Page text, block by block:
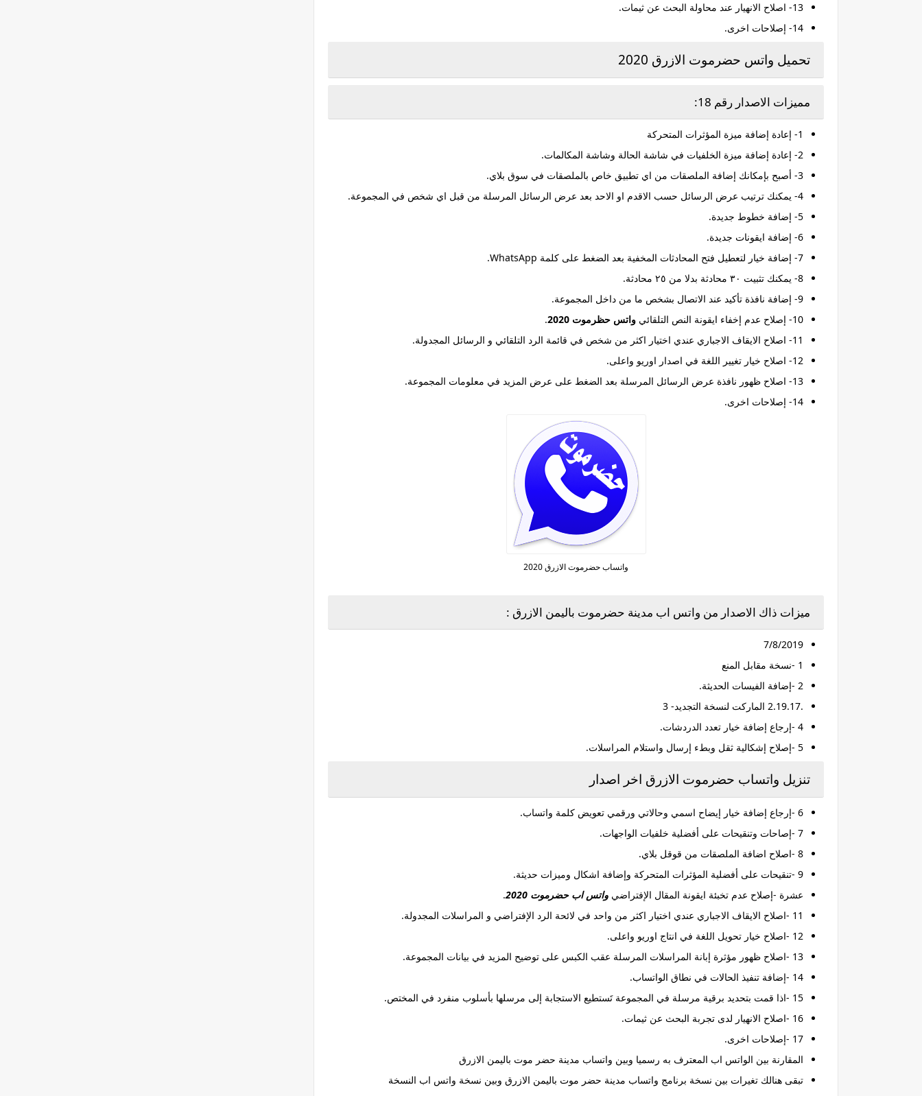
13- اصلاح الانهيار عند محاولة البحث عن ثيمات.
14- إصلاحات اخرى.
تحميل واتس حضرموت الازرق 2020
مميزات الاصدار رقم 18:
1- إعادة إضافة ميزة المؤثرات المتحركة
2- إعادة إضافة ميزة الخلفيات في شاشة الحالة وشاشة المكالمات.
3- أصبح بإمكانك إضافة الملصقات من اي تطبيق خاص بالملصقات في سوق بلاي.
4- يمكنك ترتيب عرض الرسائل حسب الاقدم او الاحد بعد عرض الرسائل المرسلة من قبل اي شخص في المجموعة.
5- إضافة خطوط جديدة.
6- إضافة ايقونات جديدة.
7- إضافة خيار لتعطيل فتح المحادثات المخفية بعد الضغط على كلمة WhatsApp.
8- يمكنك تثبيت ٣٠ محادثة بدلا من ٢٥ محادثة.
9- إضافة نافذة تأكيد عند الاتصال بشخص ما من داخل المجموعة.
10- إصلاح عدم إخفاء ايقونة النص التلقائي
واتس حظرموت 2020
.
11- اصلاح الايقاف الاجباري عندي اختيار اكثر من شخص في قائمة الرد التلقائي و الرسائل المجدولة.
12- اصلاح خيار تغيير اللغة في اصدار اوريو واعلى.
13- اصلاح ظهور نافذة عرض الرسائل المرسلة بعد الضغط على عرض المزيد في معلومات المجموعة.
14- إصلاحات اخرى.
واتساب حضرموت الازرق 2020
ميزات ذاك الاصدار من واتس اب مدينة حضرموت باليمن الازرق :
7/8/2019
1 -نسخة مقابل المنع
2 -إضافة الفيسات الحديثة.
.2.19.17 الماركت لنسخة التجديد- 3
4 -إرجاع إضافة خيار تعدد الدردشات.
5 -إصلاح إشكالية ثقل وبطء إرسال واستلام المراسلات.
تنزيل واتساب حضرموت الازرق اخر اصدار
6 -إرجاع إضافة خيار إيضاح اسمي وحالاتي ورقمي تعويض كلمة واتساب.
7 -إصاحات وتنقيحات على أفضلية خلفيات الواجهات.
8 -اصلاح اضافة الملصقات من قوقل بلاي.
9 -تنقيحات على أفضلية المؤثرات المتحركة وإضافة اشكال وميزات حديثة.
عشرة -إصلاح عدم تخبئة ايقونة المقال الإفتراضي واتس اب حضرموت 2020
.
11 -اصلاح الايقاف الاجباري عندي اختيار اكثر من واحد في لائحة الرد الإفتراضي و المراسلات المجدولة.
12 -اصلاح خيار تحويل اللغة في انتاج اوريو واعلى.
13 -اصلاح ظهور مؤثرة إبانة المراسلات المرسلة عقب الكبس على توضيح المزيد في بيانات المجموعة.
14 -إضافة تنفيذ الحالات في نطاق الواتساب.
15 -اذا قمت بتحديد برقية مرسلة في المجموعة تَستطيع الاستجابة إلى مرسلها بأسلوب منفرد في المختص.
16 -اصلاح الانهيار لدى تجربة البحث عن ثيمات.
17 -إصلاحات اخرى.
المقارنة بين الواتس اب المعترف به رسميا وبين واتساب مدينة حضر موت باليمن الازرق
تبقى هنالك تغيرات بين نسخة برنامج واتساب مدينة حضر موت باليمن الازرق وبين نسخة واتس اب النسخة